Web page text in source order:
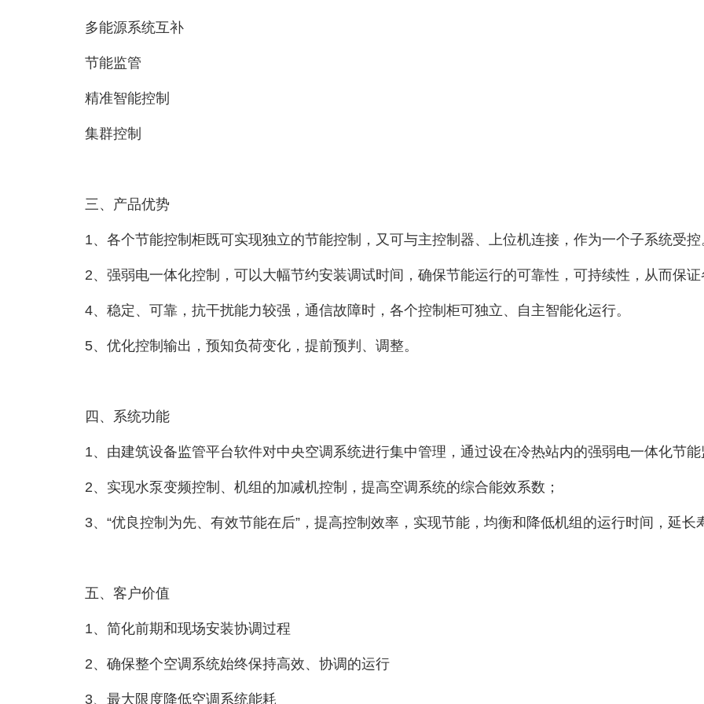
多能源系统互补
节能监管
精准智能控制
集群控制
三、产品优势
1、各个节能控制柜既可实现独立的节能控制，又可与主控制器、上位机连接，作为一个子系统受控
2、强弱电一体化控制，可以大幅节约安装调试时间，确保节能运行的可靠性，可持续性，从而保证
4、稳定、可靠，抗干扰能力较强，通信故障时，各个控制柜可独立、自主智能化运行。
5、优化控制输出，预知负荷变化，提前预判、调整。
四、系统功能
1、由建筑设备监管平台软件对中央空调系统进行集中管理，通过设在冷热站内的强弱电一体化节能
2、实现水泵变频控制、机组的加减机控制，提高空调系统的综合能效系数；
3、“优良控制为先、有效节能在后”，提高控制效率，实现节能，均衡和降低机组的运行时间，延长
五、客户价值
1、简化前期和现场安装协调过程
2、确保整个空调系统始终保持高效、协调的运行
3、最大限度降低空调系统能耗